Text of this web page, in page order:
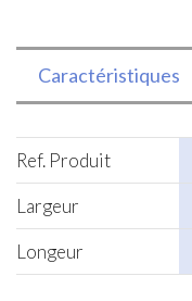
Caractéristiques
Ref. Produit
Largeur
Longeur